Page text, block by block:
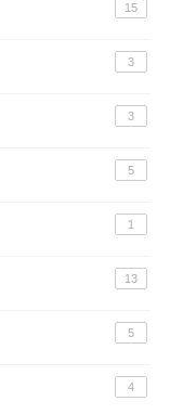
15
3
3
5
1
13
5
4